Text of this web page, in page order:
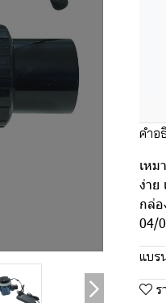
คำอ
เหม
ง่าย
กล่อ
04/
แบร
ร